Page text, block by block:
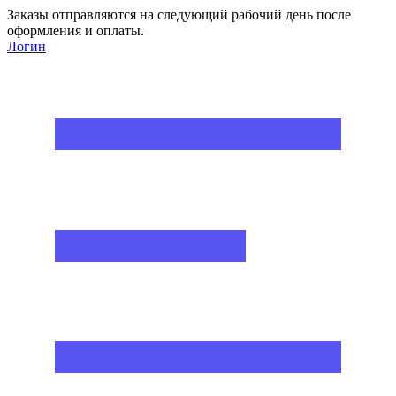
Заказы отправляются на следующий рабочий день после
оформления и оплаты.
Логин